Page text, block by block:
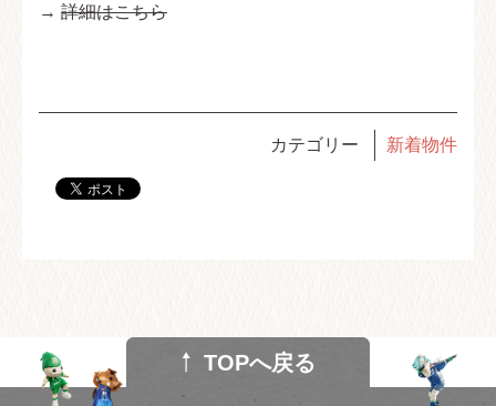
→ 詳細はこちら
カテゴリー 新着物件
TOPへ戻る